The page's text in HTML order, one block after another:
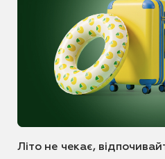
Літо не чекає,